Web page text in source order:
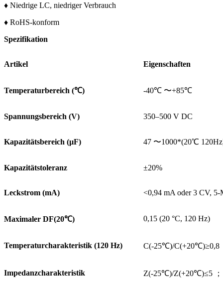
♦ Niedrige LC, niedriger Verbrauch
♦ RoHS-konform
Spezifikation
Artikel Eigenschaften
Temperaturbereich (℃) -40℃ 〜+85℃
Spannungsbereich (V) 350–500 V DC
Kapazitätsbereich (µF) 47 〜1000*(20℃
Kapazitätstoleranz ±20%
Leckstrom (mA) <0,94 mA oder 3 CV, 5-
Maximaler DF(20℃) 0,15 (20 °C, 120 Hz)
Temperaturcharakteristik (120 Hz) C(-25℃)/C(+20℃)≥0,8
Impedanzcharakteristik Z(-25℃)/Z(+20℃)≤5